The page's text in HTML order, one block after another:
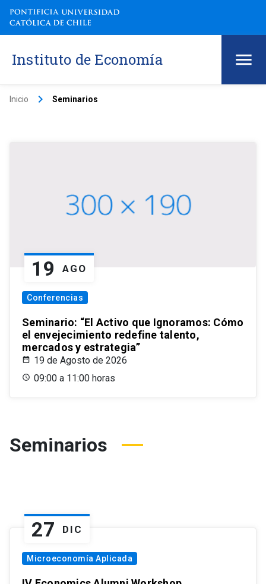
Instituto de Economía
Inicio keyboard_arrow_right Seminarios
19 AGO
Conferencias
Seminario: “El Activo que Ignoramos: Cómo
el envejecimiento redefine talento,
mercados y estrategia”
19 de Agosto de 2026
09:00 a 11:00 horas
Seminarios
27 DIC
Microeconomía Aplicada